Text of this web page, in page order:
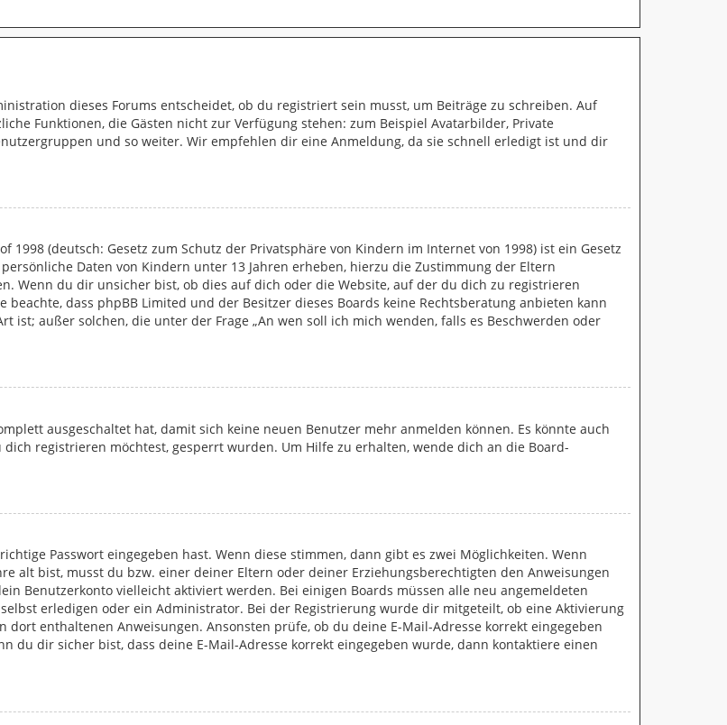
dieses Forums entscheidet, ob du registriert sein musst, um Beiträge zu schreiben. Auf
Funktionen, die Gästen nicht zur Verfügung stehen: zum Beispiel Avatarbilder, Private
und so weiter. Wir empfehlen dir eine Anmeldung, da sie schnell erledigt ist und dir
1998 (deutsch: Gesetz zum Schutz der Privatsphäre von Kindern im Internet von 1998) ist ein Gesetz
Daten von Kindern unter 13 Jahren erheben, hierzu die Zustimmung der Eltern
Wenn du dir unsicher bist, ob dies auf dich oder die Website, auf der du dich zu registrieren
dass phpBB Limited und der Besitzer dieses Boards keine Rechtsberatung anbieten kann
ist; außer solchen, die unter der Frage „An wen soll ich mich wenden, falls es Beschwerden oder
ausgeschaltet hat, damit sich keine neuen Benutzer mehr anmelden können. Es könnte auch
registrieren möchtest, gesperrt wurden. Um Hilfe zu erhalten, wende dich an die Board-
Passwort eingegeben hast. Wenn diese stimmen, dann gibt es zwei Möglichkeiten. Wenn
alt bist, musst du bzw. einer deiner Eltern oder deiner Erziehungsberechtigten den Anweisungen
Benutzerkonto vielleicht aktiviert werden. Bei einigen Boards müssen alle neu angemeldeten
erledigen oder ein Administrator. Bei der Registrierung wurde dir mitgeteilt, ob eine Aktivierung
enthaltenen Anweisungen. Ansonsten prüfe, ob du deine E-Mail-Adresse korrekt eingegeben
du dir sicher bist, dass deine E-Mail-Adresse korrekt eingegeben wurde, dann kontaktiere einen